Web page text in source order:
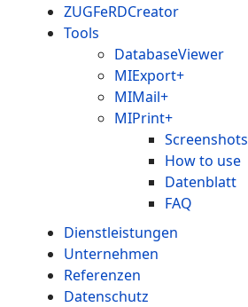
ZUGFeRDCreator
Tools
DatabaseViewer
MIExport+
MIMail+
MIPrint+
Screenshots
How to use
Datenblatt
FAQ
Dienstleistungen
Unternehmen
Referenzen
Datenschutz